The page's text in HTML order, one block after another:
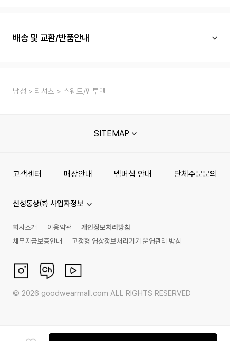
배송 및 교환/반품안내
남성 티셔츠 스웨트/맨투맨
SITEMAP
고객센터 매장안내 멤버십 안내 단체주문문의
신성통상㈜ 사업자정보
회사소개 이용약관
개인정보처리방침
채무지급보증안내
고정형 영상정보처리기기 운영관리 방침
© 2026 goodwearmall.com ALL RIGHTS RESERVED